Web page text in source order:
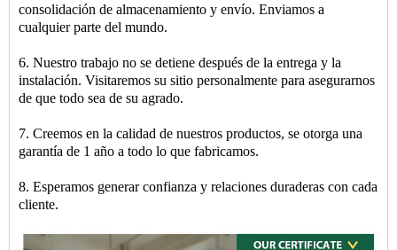
consolidación de almacenamiento y envío. Enviamos a
cualquier parte del mundo.
6. Nuestro trabajo no se detiene después de la entrega y la
instalación. Visitaremos su sitio personalmente para asegurarnos
de que todo sea de su agrado.
7. Creemos en la calidad de nuestros productos, se otorga una
garantía de 1 año a todo lo que fabricamos.
8. Esperamos generar confianza y relaciones duraderas con cada
cliente.